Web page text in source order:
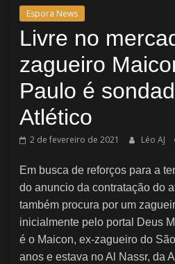
Espora News
Livre no
zagueiro
Paulo é
Atlético
2 de fevereiro de 2021 Léo AJ
Em busca de reforços para a
do anuncio da contratação do
também procura por um
inicialmente pelo portal Deus
é o Maicon, ex-zagueiro do
anos e estava no Al Nassr, da